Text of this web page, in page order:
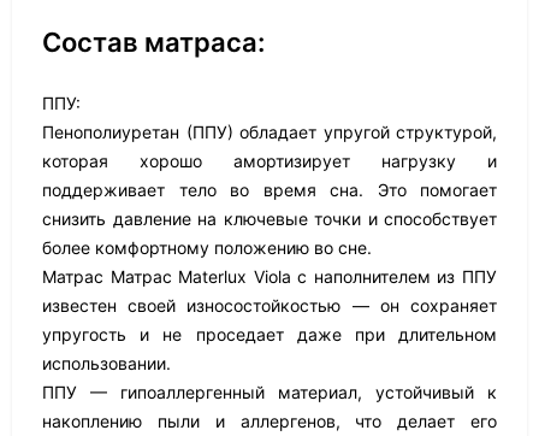
Состав матраса:
ППУ:
Пенополиуретан (ППУ) обладает упругой структурой,
которая хорошо амортизирует нагрузку и
поддерживает тело во время сна. Это помогает
снизить давление на ключевые точки и способствует
более комфортному положению во сне.
Матрас Матрас Materlux Viola с наполнителем из ППУ
известен своей износостойкостью — он сохраняет
упругость и не проседает даже при длительном
использовании.
ППУ — гипоаллергенный материал, устойчивый к
накоплению пыли и аллергенов, что делает его